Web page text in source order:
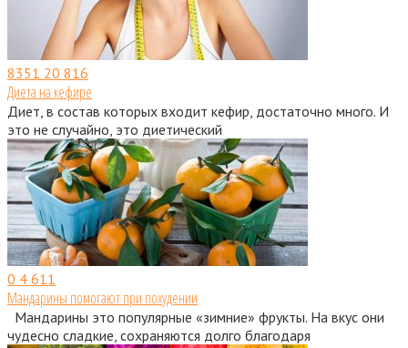
8351 20 816
Диета на кефире
Диет, в состав которых входит кефир, достаточно много. И
это не случайно, это диетический
0 4 611
Мандарины помогают при похудении
Мандарины это популярные «зимние» фрукты. На вкус они
чудесно сладкие, сохраняются долго благодаря